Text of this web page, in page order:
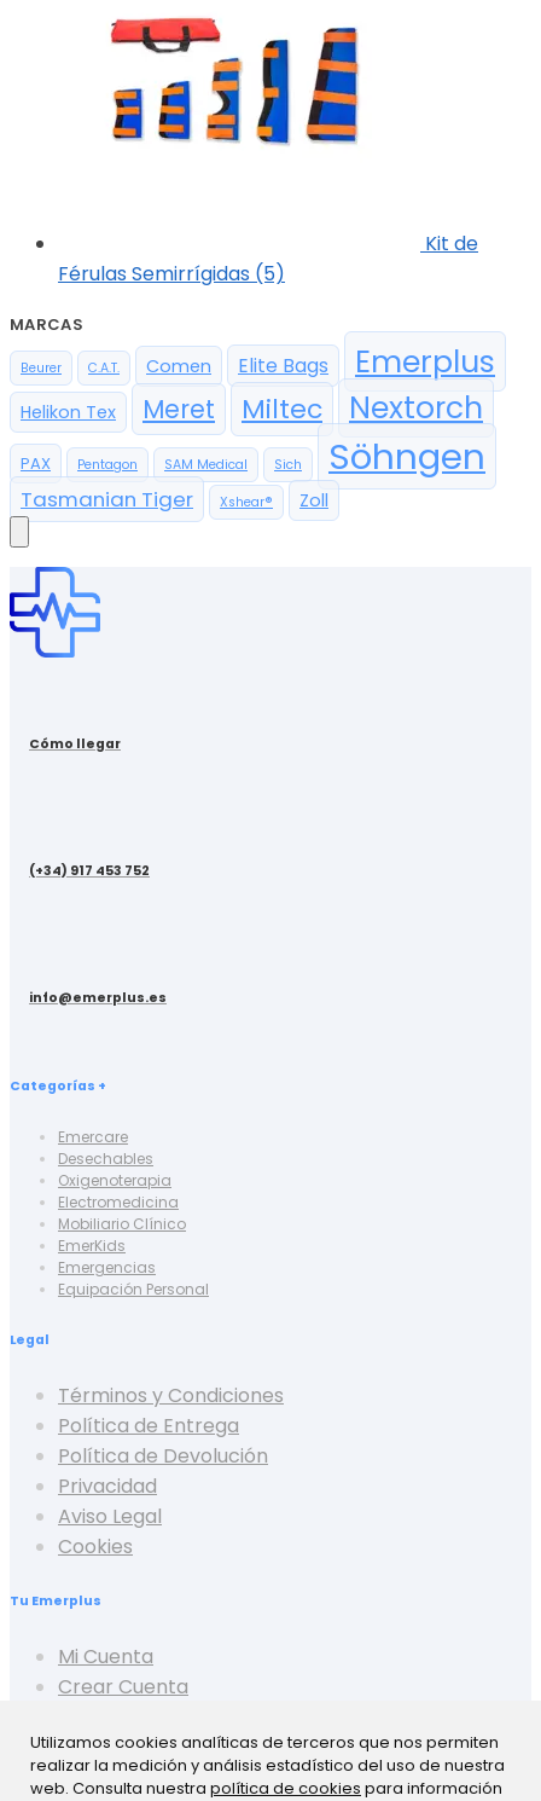
Utilizamos cookies analíticas de terceros que nos permiten
realizar la medición y análisis estadístico del uso de nuestra
web. Consulta nuestra política de cookies para información
Kit de
Férulas Semirrígidas (5)
MARCAS
Beurer C.A.T. Comen Elite Bags Emerplus
Helikon Tex Meret Miltec Nextorch
PAX Pentagon SAM Medical Sich Söhngen
Tasmanian Tiger Xshear® Zoll
Cómo llegar
(+34) 917 453 752
info@emerplus.es
Categorías +
Emercare
Desechables
Oxigenoterapia
Electromedicina
Mobiliario Clínico
EmerKids
Emergencias
Equipación Personal
Legal
Términos y Condiciones
Política de Entrega
Política de Devolución
Privacidad
Aviso Legal
Cookies
Tu Emerplus
Mi Cuenta
Crear Cuenta
Mis Pedidos
Mis Favoritos